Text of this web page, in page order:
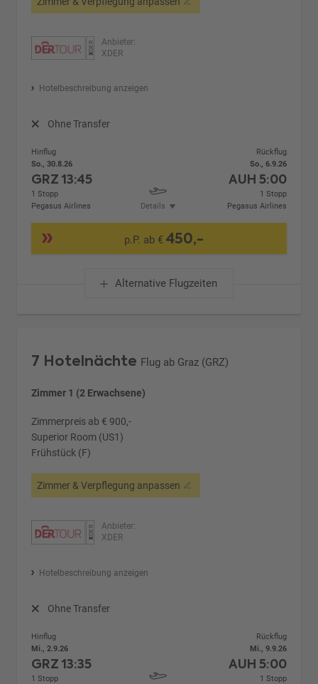
Anbieter:
XDER
Hotelbeschreibung anzeigen
Ohne Transfer
Hinflug
So., 30.8.26
GRZ13:45
1 Stopp
Pegasus Airlines
Details
Rückflug
So., 6.9.26
AUH 5:00
1 Stopp
Pegasus Airlines
p.P. ab €450,-
Alternative Flugzeiten
7 Hotelnächte Flug ab Graz (GRZ)
Zimmer 1 (2 Erwachsene)
Zimmerpreis ab € 900,-
Superior Room (US1)
Frühstück (F)
Zimmer & Verpflegung anpassen
Anbieter:
XDER
Hotelbeschreibung anzeigen
Ohne Transfer
Hinflug
Mi., 2.9.26
GRZ13:35
1 Stopp
Rückflug
Mi., 9.9.26
AUH 5:00
1 Stopp